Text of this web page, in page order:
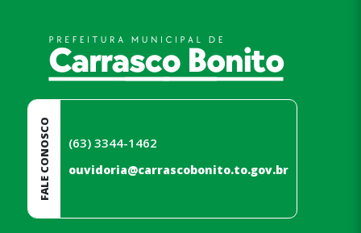
FALE CONOSCO (63) 3344-1462
ouvidoria@carrascobonito.to.gov.br